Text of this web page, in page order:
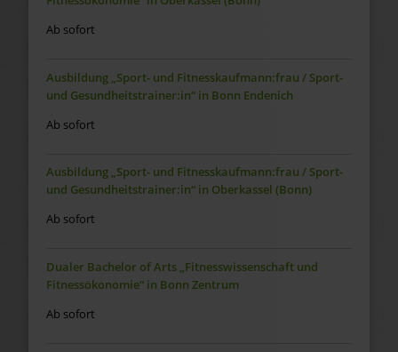
Ab sofort
Ausbildung „Sport- und Fitnesskaufmann:frau / Sport-
und Gesundheitstrainer:in“ in Bonn Endenich
Ab sofort
Ausbildung „Sport- und Fitnesskaufmann:frau / Sport-
und Gesundheitstrainer:in“ in Oberkassel (Bonn)
Ab sofort
Dualer Bachelor of Arts „Fitnesswissenschaft und
Fitnessökonomie“ in Bonn Zentrum
Ab sofort